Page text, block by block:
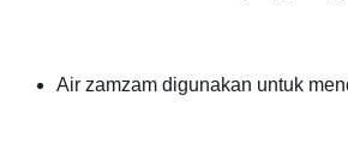
Air zamzam digunakan untuk